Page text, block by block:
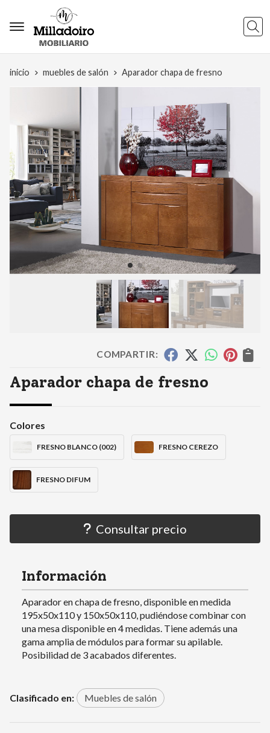
inicio muebles de salón Aparador chapa de fresno
COMPARTIR:
Aparador chapa de fresno
Colores
FRESNO BLANCO (002) FRESNO CEREZO
FRESNO DIFUM
Consultar precio
Información
Aparador en chapa de fresno, disponible en medida
195x50x110 y 150x50x110, pudiéndose combinar con
una mesa disponible en 4 medidas. Tiene además una
gama amplia de módulos para formar su apilable.
Posibilidad de 3 acabados diferentes.
Clasificado en: Muebles de salón